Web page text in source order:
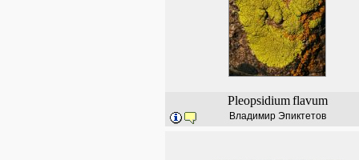
Pleopsidium flavum
Владимир Эпиктетов